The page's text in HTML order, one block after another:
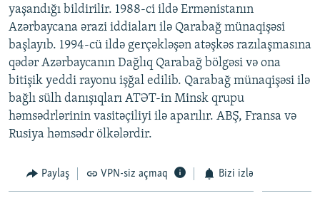
yaşandığı bildirilir. 1988-ci ildə Ermənistanın
Azərbaycana ərazi iddiaları ilə Qarabağ münaqişəsi
başlayıb. 1994-cü ildə gerçəkləşən atəşkəs razılaşmasına
qədər Azərbaycanın Dağlıq Qarabağ bölgəsi və ona
bitişik yeddi rayonu işğal edilib. Qarabağ münaqişəsi ilə
bağlı sülh danışıqları ATƏT-in Minsk qrupu
həmsədrlərinin vasitəçiliyi ilə aparılır. ABŞ, Fransa və
Rusiya həmsədr ölkələrdir.
Paylaş VPN-siz açmaq Bizi izlə